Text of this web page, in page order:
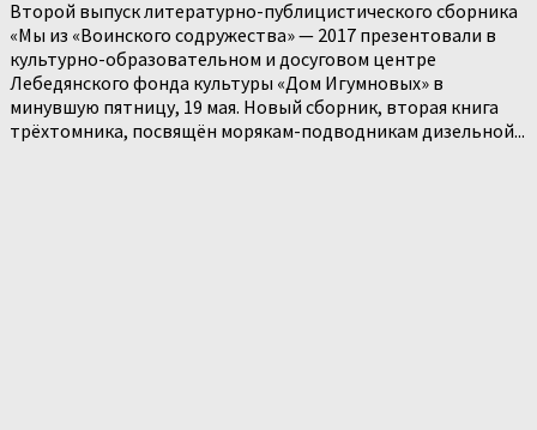
Второй выпуск литературно-публицистического сборника
«Мы из «Воинского содружества» — 2017 презентовали в
культурно-образовательном и досуговом центре
Лебедянского фонда культуры «Дом Игумновых» в
минувшую пятницу, 19 мая. Новый сборник, вторая книга
трёхтомника, посвящён морякам-подводникам дизельной...